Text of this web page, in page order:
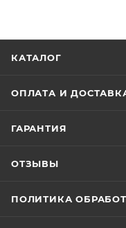
КАТАЛОГ
ОПЛАТА И
ГАРАНТИЯ
ОТЗЫВЫ
ПОЛИТИКА